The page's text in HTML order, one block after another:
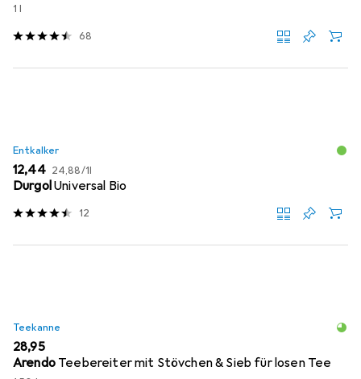
1 l
68
Entkalker
EUR
12,44 EUR
24,88/1l
DurgolUniversal Bio
12
Teekanne
EUR
28,95
Arendo Teebereiter mit Stövchen & Sieb für losen Tee